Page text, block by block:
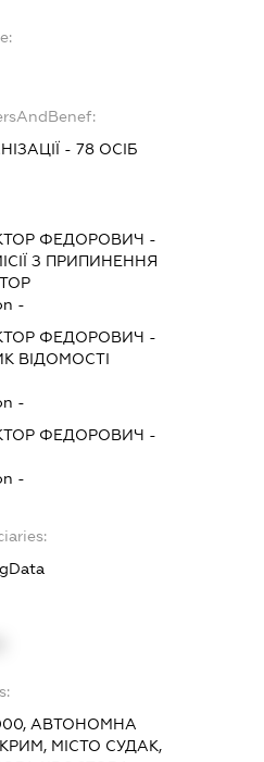
- 78 ОСІБ
ФЕДОРОВИЧ -
З ПРИПИНЕННЯ
-
ФЕДОРОВИЧ -
ВІДОМОСТІ
-
ФЕДОРОВИЧ -
-
АВТОНОМНА
МІСТО СУДАК,